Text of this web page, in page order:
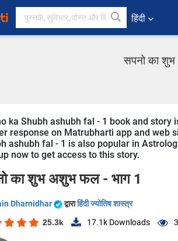
हिंदी
सपनो का शुभ
ka Shubh ashubh fal - 1 book and story
response on Matrubharti app and web
ashubh fal - 1 is also popular in
now to get access to this story.
का शुभ अशुभ फल - भाग 1
Dharnidhar द्वाराहिंदी ज्योतिष शास्त्र
25.3k 17.1k Downloads